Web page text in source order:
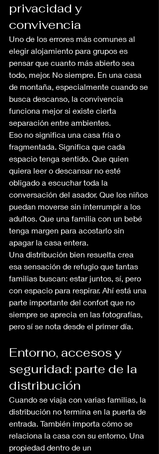
privacidad y
convivencia
Uno de los errores más comunes al
elegir alojamiento para grupos es
pensar que cuanto más abierto sea
todo, mejor. No siempre. En una casa
de montaña, especialmente cuando se
busca descanso, la convivencia
funciona mejor si existe cierta
separación entre ambientes.
Eso no significa una casa fría o
fragmentada. Significa que cada
espacio tenga sentido. Que quien
quiera leer o descansar no esté
obligado a escuchar toda la
conversación del asador. Que los niños
puedan moverse sin interrumpir a los
adultos. Que una familia con un bebé
tenga margen para acostarlo sin
apagar la casa entera.
Una distribución bien resuelta crea
esa sensación de refugio que tantas
familias buscan: estar juntos, sí, pero
con espacio para respirar. Ahí está una
parte importante del confort que no
siempre se aprecia en las fotografías,
pero sí se nota desde el primer día.
Entorno, accesos y
seguridad: parte de la
distribución
Cuando se viaja con varias familias, la
distribución no termina en la puerta de
entrada. También importa cómo se
relaciona la casa con su entorno. Una
propiedad dentro de un